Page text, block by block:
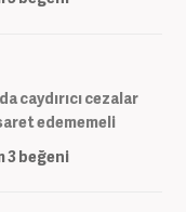
caydırıcı cezalar
edememeli
3beğeni